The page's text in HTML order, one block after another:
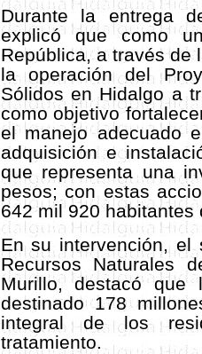
Durante la entrega
explicó que como
República, a través de
la operación del
Sólidos en Hidalgo a
como objetivo
el manejo adecuado
adquisición e
que representa una
pesos; con estas
642 mil 920 habitantes
En su intervención, el
Recursos Naturales
Murillo, destacó
destinado 178
integral de los
tratamiento.